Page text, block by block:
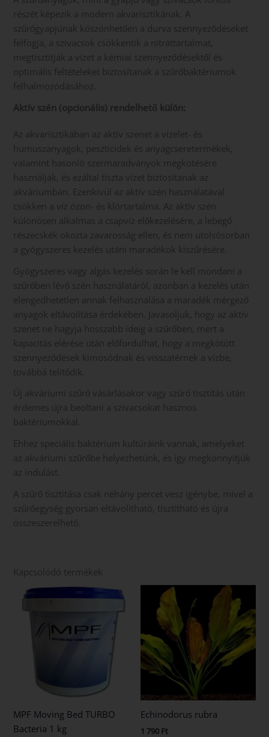
részét képezik a modern akvarisztikának. A
szűrőgyapjúnak köszönhetően a durva szennyeződéseket
felfogja, a szivacsok csökkentik a nitráttartalmat,
megtisztítják a vizet a kémiai szennyeződésektől és
optimális feltételeket biztosítanak a szűrőbaktériumok
felhalmozódásához.
Aktív szén (opcionális) rendelhető külön:
Az akvarisztikában az aktív szenet a vizelet- és
humuszanyagok, peszticidek és anyagcseretermékek,
valamint hasonló szermaradványok megkötésére
használják, és ezáltal tiszta vizet biztosítanak az
akváriumban. Ezenkívül az aktív szén használatával
csökken a víz ózon- és klórtartalma. Az aktív szén
különösen alkalmas a csapvíz előkezelésére, a lebegő
részecskék okozta zavarosság ellen, és nem utolsósorban
a gyógyszeres kezelés utáni maradékok kiszűrésére.
Gyógyszeres vagy algás kezelés során le kell mondani a
szűrőben lévő szén használatáról, azonban a kezelés után
elengedhetetlen annak felhasználása a maradék mérgező
anyagok eltávolítása érdekében. Javasoljuk, hogy az aktív
szenet ne hagyja hosszabb ideig a szűrőben, mert a
kapacitás elérése után előfordulhat, hogy a megkötött
szennyeződések kimosódnak és visszatérnek a vízbe,
továbbá telítődik.
Új akváriumi szűrő vásárlásakor vagy szűrő tisztítás után
érdemes újra beoltani a szivacsokat hasznos
baktériumokkal.
Ehhez speciális baktérium kultúráink vannak, amelyeket
az akváriumi szűrőbe helyezhetünk, és így megkönnyítjük
az indulást.
A szűrő tisztítása csak néhány percet vesz igénybe, mivel a
szűrőegység gyorsan eltávolítható, tisztítható és újra
összeszerelhető.
Kapcsolódó termékek
MPF Moving Bed TURBO
Bacteria 1 kg
Echinodorus rubra
1 790 Ft